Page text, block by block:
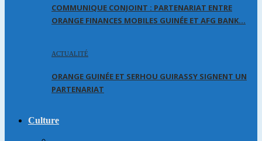
COMMUNIQUE CONJOINT : PARTENARIAT ENTRE
ORANGE FINANCES MOBILES GUINÉE ET AFG BANK…
ACTUALITÉ
ORANGE GUINÉE ET SERHOU GUIRASSY SIGNENT UN
PARTENARIAT
Culture